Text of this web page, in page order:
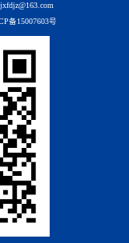
备15007603号